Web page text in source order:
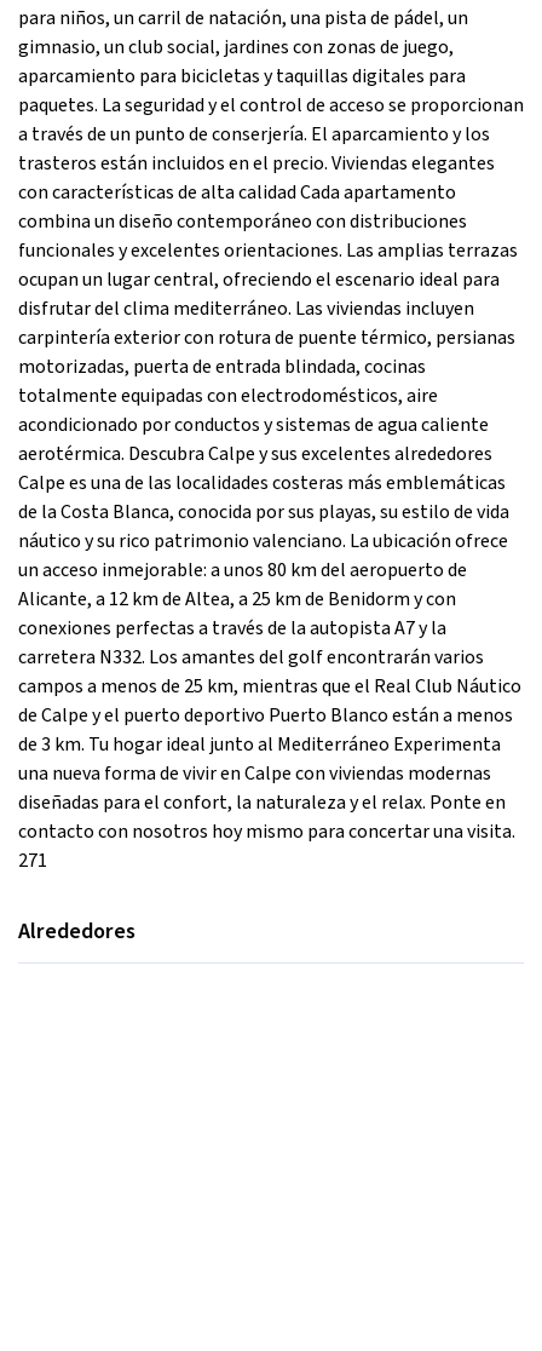
para niños, un carril de natación, una pista de pádel, un
gimnasio, un club social, jardines con zonas de juego,
aparcamiento para bicicletas y taquillas digitales para
paquetes. La seguridad y el control de acceso se proporcionan
a través de un punto de conserjería. El aparcamiento y los
trasteros están incluidos en el precio. Viviendas elegantes
con características de alta calidad Cada apartamento
combina un diseño contemporáneo con distribuciones
funcionales y excelentes orientaciones. Las amplias terrazas
ocupan un lugar central, ofreciendo el escenario ideal para
disfrutar del clima mediterráneo. Las viviendas incluyen
carpintería exterior con rotura de puente térmico, persianas
motorizadas, puerta de entrada blindada, cocinas
totalmente equipadas con electrodomésticos, aire
acondicionado por conductos y sistemas de agua caliente
aerotérmica. Descubra Calpe y sus excelentes alrededores
Calpe es una de las localidades costeras más emblemáticas
de la Costa Blanca, conocida por sus playas, su estilo de vida
náutico y su rico patrimonio valenciano. La ubicación ofrece
un acceso inmejorable: a unos 80 km del aeropuerto de
Alicante, a 12 km de Altea, a 25 km de Benidorm y con
conexiones perfectas a través de la autopista A7 y la
carretera N332. Los amantes del golf encontrarán varios
campos a menos de 25 km, mientras que el Real Club Náutico
de Calpe y el puerto deportivo Puerto Blanco están a menos
de 3 km. Tu hogar ideal junto al Mediterráneo Experimenta
una nueva forma de vivir en Calpe con viviendas modernas
diseñadas para el confort, la naturaleza y el relax. Ponte en
contacto con nosotros hoy mismo para concertar una visita.
271
Alrededores